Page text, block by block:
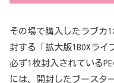
その場で購入したラブカ
封する「拡大版1BOXラ
必ず1枚封入されている
には、開封したブースタ